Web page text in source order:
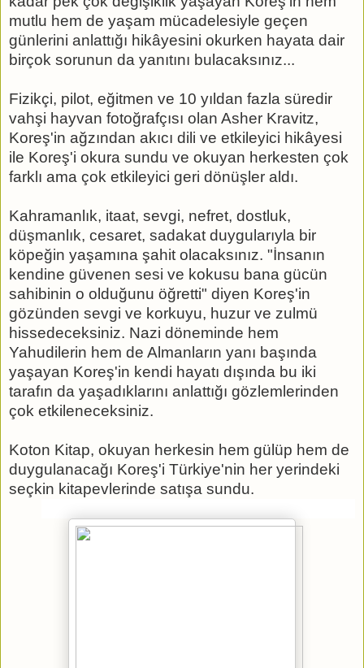
mutlu hem de yaşam mücadelesiyle geçen
günlerini anlattığı hikâyesini okurken hayata dair
birçok sorunun da yanıtını bulacaksınız...
Fizikçi, pilot, eğitmen ve 10 yıldan fazla süredir
vahşi hayvan fotoğrafçısı olan Asher Kravitz,
Koreş'in ağzından akıcı dili ve etkileyici hikâyesi
ile Koreş'i okura sundu ve okuyan herkesten çok
farklı ama çok etkileyici geri dönüşler aldı.
Kahramanlık, itaat, sevgi, nefret, dostluk,
düşmanlık, cesaret, sadakat duygularıyla bir
köpeğin yaşamına şahit olacaksınız. "İnsanın
kendine güvenen sesi ve kokusu bana gücün
sahibinin o olduğunu öğretti" diyen Koreş'in
gözünden sevgi ve korkuyu, huzur ve zulmü
hissedeceksiniz. Nazi döneminde hem
Yahudilerin hem de Almanların yanı başında
yaşayan Koreş'in kendi hayatı dışında bu iki
tarafın da yaşadıklarını anlattığı gözlemlerinden
çok etkileneceksiniz.
Koton Kitap, okuyan herkesin hem gülüp hem de
duygulanacağı Koreş'i Türkiye'nin her yerindeki
seçkin kitapevlerinde satışa sundu.